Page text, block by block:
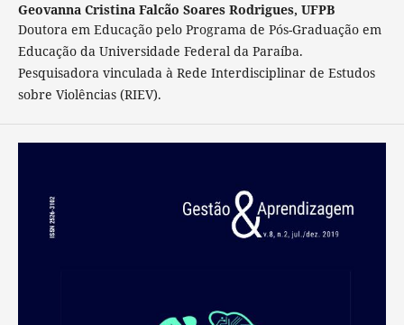
Geovanna Cristina Falcão Soares Rodrigues, UFPB
Doutora em Educação pelo Programa de Pós-Graduação em
Educação da Universidade Federal da Paraíba.
Pesquisadora vinculada à Rede Interdisciplinar de Estudos
sobre Violências (RIEV).